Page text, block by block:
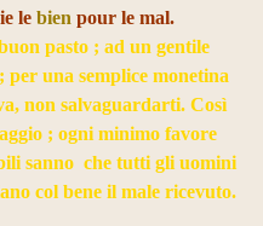
le bien pour le mal.
pasto ; ad un gentile
per una semplice monetina
non salvaguardarti. Così
; ogni minimo favore
sanno che tutti gli uomini
col bene il male ricevuto.